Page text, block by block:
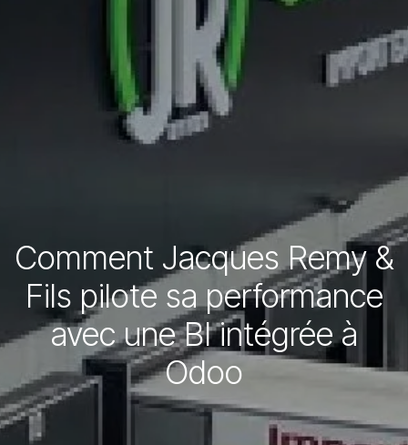
Comment Jacques Remy &
Fils pilote sa performance
avec une BI intégrée à
Odoo